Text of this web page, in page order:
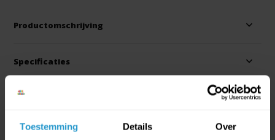
Toestemming Details Over
Productomschrijving
Specificaties
Reviews
Delen